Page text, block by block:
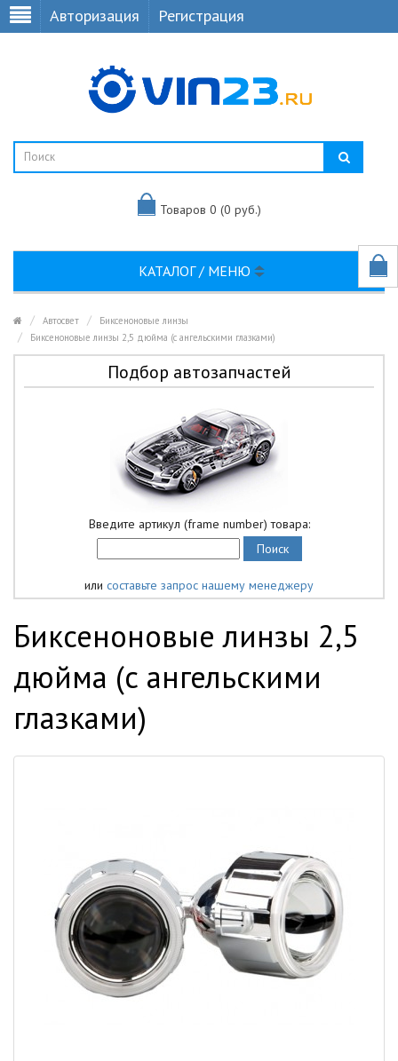
Авторизация Регистрация
Товаров 0 (0 руб.)
КАТАЛОГ / МЕНЮ
Автосвет
Биксеноновые линзы
Биксеноновые линзы 2,5 дюйма (с ангельскими глазками)
Подбор автозапчастей
Введите артикул (frame number) товара:
или составьте запрос нашему менеджеру
Биксеноновые линзы 2,5
дюйма (с ангельскими
глазками)